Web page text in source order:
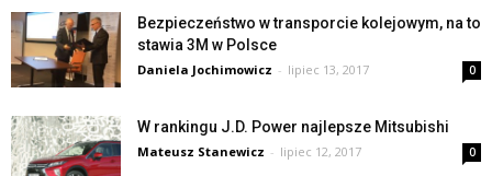
Bezpieczeństwo w transporcie kolejowym, na to
stawia 3M w Polsce
Daniela Jochimowicz - lipiec 13, 2017 0
W rankingu J.D. Power najlepsze Mitsubishi
Mateusz Stanewicz - lipiec 12, 2017 0